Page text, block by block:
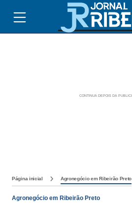
Página inicial Agronegócio em Ribeirão Preto
Agronegócio em Ribeirão Preto